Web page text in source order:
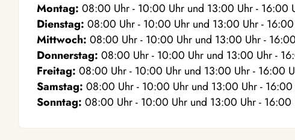
Montag: 08:00 Uhr- 10:00 Uhr und 13:00 Uhr- 16:00
Dienstag: 08:00 Uhr- 10:00 Uhr und 13:00 Uhr- 16:00
Mittwoch: 08:00 Uhr- 10:00 Uhr und 13:00 Uhr- 16:00
Donnerstag: 08:00 Uhr- 10:00 Uhr und 13:00 Uhr-
Freitag: 08:00 Uhr- 10:00 Uhr und 13:00 Uhr- 16:00
Samstag: 08:00 Uhr- 10:00 Uhr und 13:00 Uhr- 16:00
Sonntag: 08:00 Uhr- 10:00 Uhr und 13:00 Uhr- 16:00